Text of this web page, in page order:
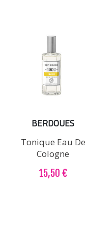
BERDOUES
Tonique Eau De
Cologne
15,50 €